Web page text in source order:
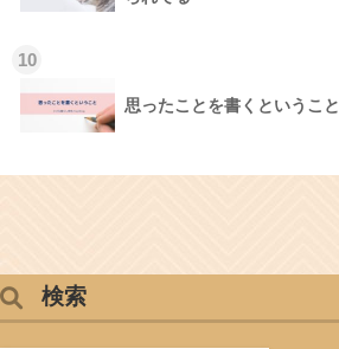
10
思ったことを書くということ
検索